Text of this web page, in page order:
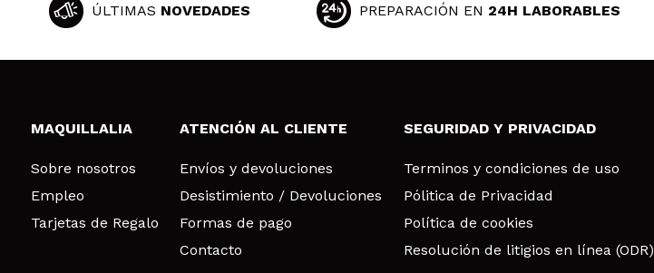
ÚLTIMAS NOVEDADES PREPARACIÓN EN 24H LABORABLES
MAQUILLALIA
Sobre nosotros
Empleo
Tarjetas de Regalo
ATENCIÓN AL CLIENTE
Envíos y devoluciones
Desistimiento / Devoluciones
Formas de pago
Contacto
SEGURIDAD Y PRIVACIDAD
Terminos y condiciones de uso
Pólitica de Privacidad
Política de cookies
Resolución de litigios en línea (ODR)